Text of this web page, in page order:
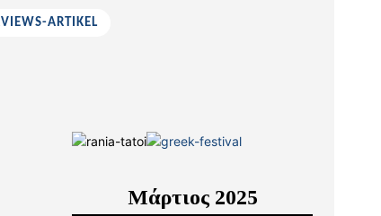
ARTIKEL
Μάρτιος 2025